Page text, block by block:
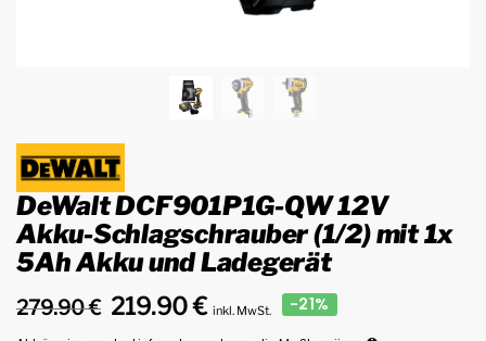
DeWalt DCF901P1G-QW 12V
Akku-Schlagschrauber (1/2) mit 1x
5Ah Akku und Ladegerät
279.90€ 219.90€ inkl. MwSt. -21%